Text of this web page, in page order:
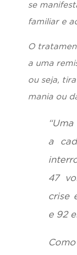
se
familiar e
O
a uma
ou seja,
mania ou
a
47
crise
e 92